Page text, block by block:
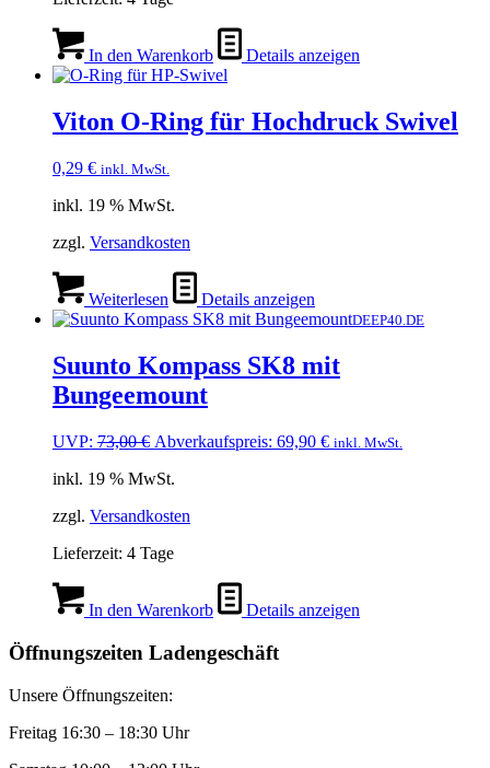
In den Warenkorb Details anzeigen
Viton O-Ring für Hochdruck Swivel
0,29 € inkl. MwSt.
inkl. 19 % MwSt.
zzgl. Versandkosten
Weiterlesen Details anzeigen
DEEP40.DE
Suunto Kompass SK8 mit
Bungeemount
UVP: 73,00€ Ursprünglicher
war:
Abverkaufspreis: 69,90 €Aktueller
inkl. MwSt.
inkl. 19 % MwSt.
zzgl. Versandkosten
Lieferzeit: 4 Tage
In den Warenkorb Details anzeigen
Öffnungszeiten Ladengeschäft
Unsere Öffnungszeiten:
Freitag 16:30 – 18:30 Uhr